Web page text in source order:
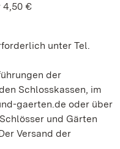
4,50 €
unter Tel.
der
Schlosskassen, im
gaerten.de oder über
und Gärten
Versand der